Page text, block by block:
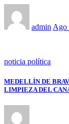
admin Ago
noticia política
MEDELLÍN DE
LIMPIEZA DEL